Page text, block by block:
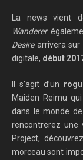
La news vient
Wanderer
Desire arrivera sur
digitale, début
Il s’agit d’un
Maiden Reimu
dans le monde
rencontrerez une
Project,
morceau sont